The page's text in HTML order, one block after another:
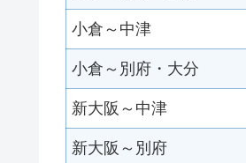
小倉～中津
小倉～別府・大分
新大阪～中津
新大阪～別府